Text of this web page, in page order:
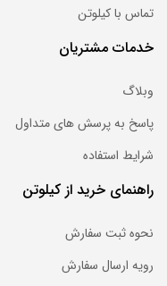
تماس با کیلوتن
خدمات مشتریان
وبلاگ
پاسخ به پرسش های متداول
شرایط استفاده
راهنمای خرید از کیلوتن
نحوه ثبت سفارش
رویه ارسال سفارش